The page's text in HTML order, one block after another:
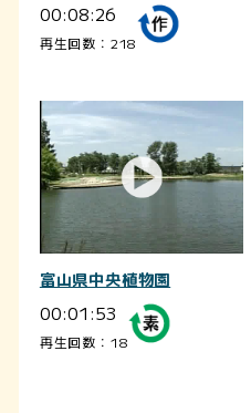
00:08:26
再生回数：218
富山県中央植物園
00:01:53
再生回数：18